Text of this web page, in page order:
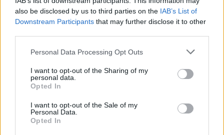
also be disclosed by us to third parties on the IAB’s List of
Downstream Participants that may further disclose it to other
Please note that this website/app uses one or more Google
not limited to your visit or usage behaviour. You may click to
grant or deny consent to Google and its third-party tags to
use your data for below specified purposes in below Google
consent section.
Personal Data Processing Opt Outs
I want to opt-out of the Sharing of my
personal data.
Opted In
I want to opt-out of the Sale of my
Personal Data.
Opted In
2023-as esztendőt itt, a borrajongón. A mai
gyűjteményben egy kiadós születésnapi ...